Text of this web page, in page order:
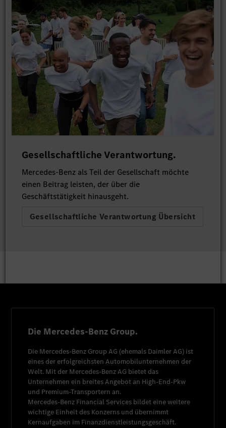
Gesellschaftliche Verantwortung.
Mercedes-Benz als Teil der Gesellschaft möchte
einen Beitrag leisten, der über die
Geschäftstätigkeit hinausgeht.
Gesellschaftliche Verantwortung Übersicht
Die Mercedes-Benz Group.
Die Mercedes-Benz Group AG (ehemals Daimler AG) ist
eines der erfolgreichsten Automobilunternehmen der
Welt. Mit der Mercedes-Benz AG bietet das
Unternehmen ein breites Angebot an High-End-Pkw
und Premium-Transportern an.
Mercedes-Benz Financial Services bildet eine weitere
wichtige Einheit des Konzerns und übernimmt
Kernaufgaben im Finanzdienstleistungsgeschäft.